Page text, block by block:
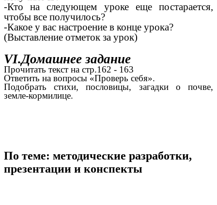
-Кто на следующем уроке еще постарается,
чтобы все получилось?
-Какое у вас настроение в конце урока?
(Выставление отметок за урок)
VI.Домашнее задание
Прочитать текст на стр.162 - 163
Ответить на вопросы «Проверь себя».
Подобрать стихи, пословицы, загадки о почве,
земле-кормилице.
По теме: методические разработки,
презентации и конспекты